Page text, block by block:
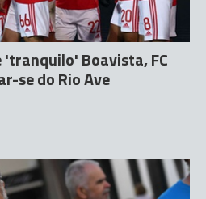
'tranquilo' Boavista, FC
se do Rio Ave